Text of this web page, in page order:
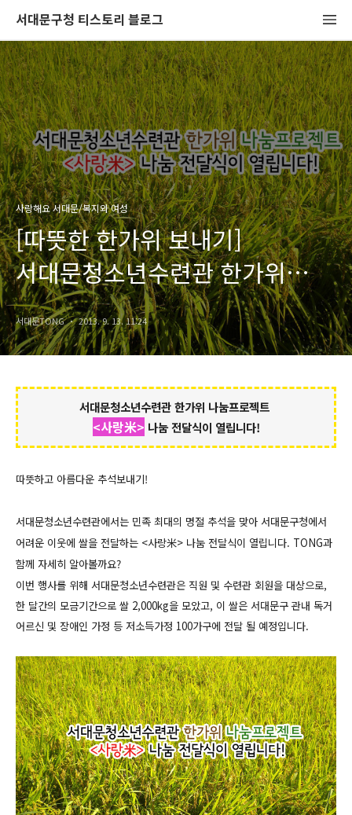
서대문구청 티스토리 블로그
사랑해요 서대문/복지와 여성
[따뜻한 한가위 보내기]
서대문청소년수련관 한가위
나눔프로젝트 <사랑米> 나눔
전달식이 열립니다!
서대문TONG 2013. 9. 13. 11:24
서대문청소년수련관 한가위 나눔프로젝트
<사랑米> 나눔 전달식이 열립니다!
따뜻하고 아름다운 추석보내기!
서대문청소년수련관에서는 민족 최대의 명절 추석을 맞아 서대문구청에서
어려운 이웃에 쌀을 전달하는 <사랑米> 나눔 전달식이 열립니다. TONG과
함께 자세히 알아볼까요?
이번 행사를 위해 서대문청소년수련관은 직원 및 수련관 회원을 대상으로,
한 달간의 모금기간으로 쌀 2,000kg을 모았고, 이 쌀은 서대문구 관내 독거
어르신 및 장애인 가정 등 저소득가정 100가구에 전달 될 예정입니다.